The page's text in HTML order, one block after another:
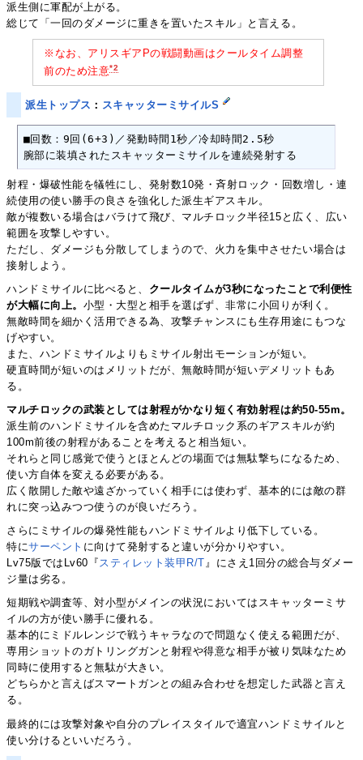
派生側に軍配が上がる。
総じて「一回のダメージに重きを置いたスキル」と言える。
※なお、アリスギアPの戦闘動画はクールタイム調整
前のため注意*2
派生トップス ： スキャッターミサイルS
■回数：9回(6+3)／発動時間1秒／冷却時間2.5秒
腕部に装填されたスキャッターミサイルを連続発射する
射程・爆破性能を犠牲にし、発射数10発・斉射ロック・回数増し・連
続使用の使い勝手の良さを強化した派生ギアスキル。
敵が複数いる場合はバラけて飛び、マルチロック半径15と広く、広い
範囲を攻撃しやすい。
ただし、ダメージも分散してしまうので、火力を集中させたい場合は
接射しよう。
ハンドミサイルに比べると、 クールタイムが3秒になったことで利便性
が大幅に向上。 小型・大型と相手を選ばず、非常に小回りが利く。
無敵時間を細かく活用できる為、攻撃チャンスにも生存用途にもつな
げやすい。
また、ハンドミサイルよりもミサイル射出モーションが短い。
硬直時間が短いのはメリットだが、無敵時間が短いデメリットもあ
る。
マルチロックの武装としては射程がかなり短く有効射程は約50-55m。
派生前のハンドミサイルを含めたマルチロック系のギアスキルが約
100m前後の射程があることを考えると相当短い。
それらと同じ感覚で使うとほとんどの場面では無駄撃ちになるため、
使い方自体を変える必要がある。
広く散開した敵や遠ざかっていく相手には使わず、基本的には敵の群
れに突っ込みつつ使うのが良いだろう。
さらにミサイルの爆発性能もハンドミサイルより低下している。
特にサーペント に向けて発射すると違いが分かりやすい。
Lv75版ではLv60『スティレット装甲R/T』にさえ1回分の総合与ダメー
ジ量は劣る。
短期戦や調査等、対小型がメインの状況においてはスキャッターミサ
イルの方が使い勝手に優れる。
基本的にミドルレンジで戦うキャラなので問題なく使える範囲だが、
専用ショットのガトリングガンと射程や得意な相手が被り気味なため
同時に使用すると無駄が大きい。
どちらかと言えばスマートガンとの組み合わせを想定した武器と言え
る。
最終的には攻撃対象や自分のプレイスタイルで適宜ハンドミサイルと
使い分けるといいだろう。